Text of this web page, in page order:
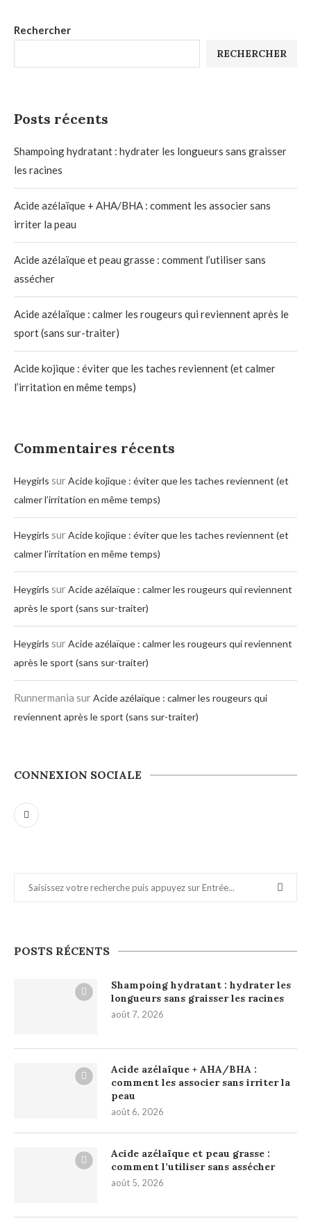
Rechercher
RECHERCHER
Posts récents
Shampoing hydratant : hydrater les longueurs sans graisser
les racines
Acide azélaïque + AHA/BHA : comment les associer sans
irriter la peau
Acide azélaïque et peau grasse : comment l’utiliser sans
assécher
Acide azélaïque : calmer les rougeurs qui reviennent après le
sport (sans sur-traiter)
Acide kojique : éviter que les taches reviennent (et calmer
l’irritation en même temps)
Commentaires récents
Heygirls surAcide kojique : éviter que les taches reviennent (et
calmer l’irritation en même temps)
Heygirls surAcide kojique : éviter que les taches reviennent (et
calmer l’irritation en même temps)
Heygirls surAcide azélaïque : calmer les rougeurs qui reviennent
après le sport (sans sur-traiter)
Heygirls surAcide azélaïque : calmer les rougeurs qui reviennent
après le sport (sans sur-traiter)
Runnermania surAcide azélaïque : calmer les rougeurs qui
reviennent après le sport (sans sur-traiter)
CONNEXION SOCIALE
POSTS RÉCENTS
Shampoing hydratant : hydrater les
longueurs sans graisser les racines
août 7, 2026
Acide azélaïque + AHA/BHA :
comment les associer sans irriter la
peau
août 6, 2026
Acide azélaïque et peau grasse :
comment l’utiliser sans assécher
août 5, 2026